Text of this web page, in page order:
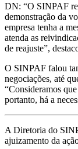
DN: “O SINPAF
demonstração da
empresa tenha a
atenda as
de reajuste”,
O SINPAF falou
negociações, até
“Consideramos
portanto, há a
A Diretoria do
ajuizamento da